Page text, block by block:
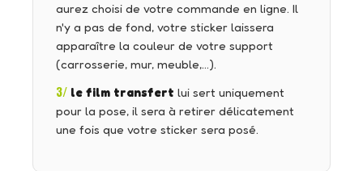
aurez choisi de votre commande en ligne. Il
n'y a pas de fond, votre sticker laissera
apparaître la couleur de votre support
(carrosserie, mur, meuble,…).
3/ le film transfert lui sert uniquement
pour la pose, il sera à retirer délicatement
une fois que votre sticker sera posé.